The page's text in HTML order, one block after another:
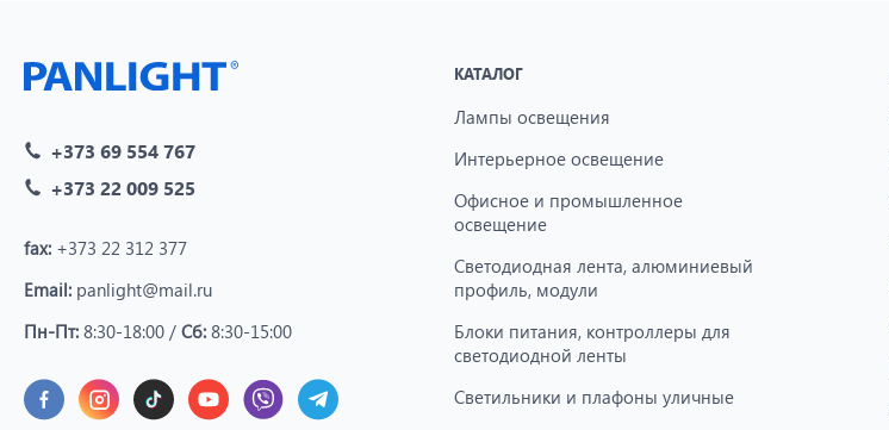
+373 69 554 767
+373 22 009 525
fax: +373 22 312 377
Email: panlight@mail.ru
Пн-Пт: 8:30-18:00 / Сб: 8:30-15:00
КАТАЛОГ
Лампы освещения
Интерьерное освещение
Офисное и промышленное
освещение
Светодиодная лента, алюминиевый
профиль, модули
Блоки питания, контроллеры для
светодиодной ленты
Светильники и плафоны уличные